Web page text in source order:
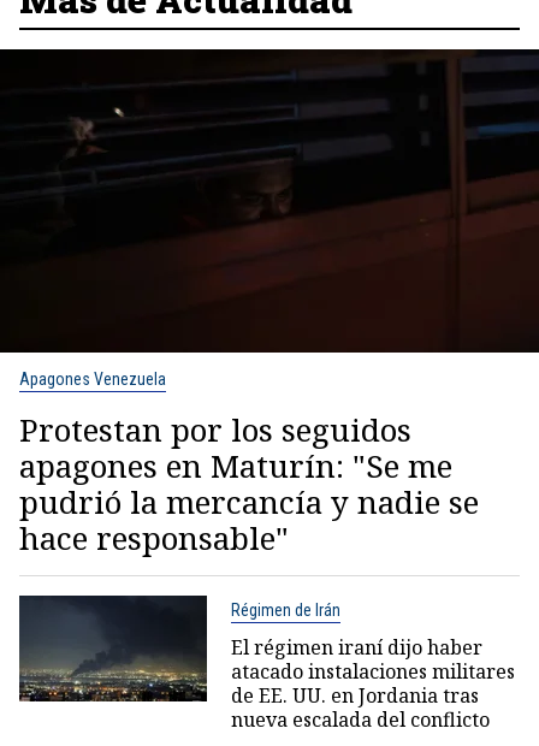
Apagones Venezuela
Protestan por los seguidos
apagones en Maturín: "Se me
pudrió la mercancía y nadie se
hace responsable"
Régimen de Irán
El régimen iraní dijo haber
atacado instalaciones militares
de EE. UU. en Jordania tras
nueva escalada del conflicto